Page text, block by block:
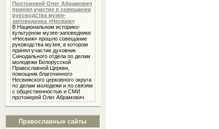
Протоиерей Олег Абрамович
принял участие в совещании
руководства музея-
заповедника «Несвиж»
В Национальном историко-
культурном музее-заповеднике
«Несвиж» прошло совещание
руководства музея, в котором
принял участие духовник
Cинодального отдела по делам
молодежи Белорусской
Православной Церкви,
помощник благочинного
Несвижского церковного округа
по делам молодежи и по связям
с общественностью и СМИ
протоиерей Олег Абрамович.
Православные сайты